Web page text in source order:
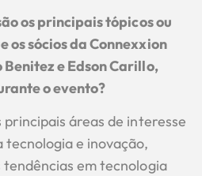
os principais tópicos ou
os sócios da Connexxion
e Edson Carillo,
o evento?
principais áreas de interesse
tecnologia e inovação,
em tecnologia